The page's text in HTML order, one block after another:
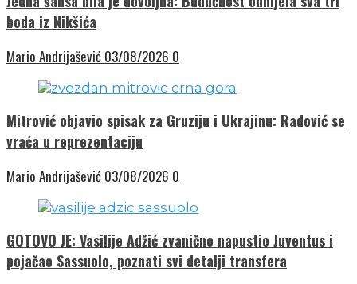
boda iz Nikšića
Mario Andrijašević 03/08/2026 0
Mitrović objavio spisak za Gruziju i Ukrajinu: Radović se
vraća u reprezentaciju
Mario Andrijašević 03/08/2026 0
GOTOVO JE: Vasilije Adžić zvanično napustio Juventus i
pojačao Sassuolo, poznati svi detalji transfera